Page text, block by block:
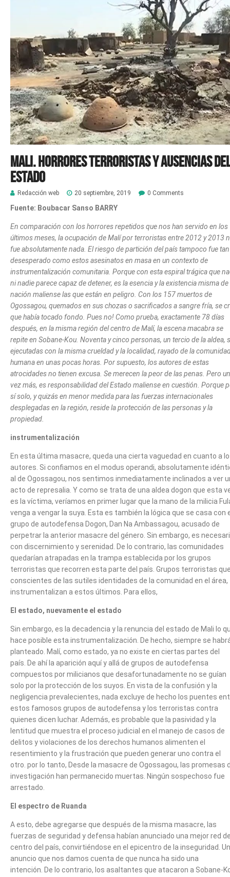
Mali. Horrores terroristas y ausencias
Estado
Redacción web 20 septiembre, 2019 0 Comments
Fuente: Boubacar Sanso BARRY
En comparación con los horrores repetidos que nos han servido en los
últimos meses, la ocupación de Malí por terroristas entre 2012 y 2013
fue absolutamente nada. El riesgo de partición del país tampoco fue tan
desesperado como estos asesinatos en masa en un contexto de
instrumentalización comunitaria. Porque con esta espiral trágica que
ni nadie parece capaz de detener, es la esencia y la existencia misma de
nación maliense las que están en peligro. Con los 157 muertos de
Ogossagou, quemados en sus chozas o sacrificados a sangre fría, se
que había tocado fondo. Pues no! Como prueba, exactamente 78 días
después, en la misma región del centro de Malí, la escena macabra se
repite en Sobane-Kou. Noventa y cinco personas, un tercio de la aldea,
ejecutadas con la misma crueldad y la localidad, rayado de la
humana en unas pocas horas. Por supuesto, los autores de estas
atrocidades no tienen excusa. Se merecen la peor de las penas. Pero
vez más, es responsabilidad del Estado maliense en cuestión. Porque
sí solo, y quizás en menor medida para las fuerzas internacionales
desplegadas en la región, reside la protección de las personas y la
propiedad.
instrumentalización
En esta última masacre, queda una cierta vaguedad en cuanto a
autores. Si confiamos en el modus operandi, absolutamente
al de Ogossagou, nos sentimos inmediatamente inclinados a ver
acto de represalia. Y como se trata de una aldea dogon que esta
es la víctima, veríamos en primer lugar que la mano de la milicia
venga a vengar la suya. Esta es también la lógica que se casa con
grupo de autodefensa Dogon, Dan Na Ambassagou, acusado de
perpetrar la anterior masacre del género. Sin embargo, es
con discernimiento y serenidad. De lo contrario, las comunidades
quedarían atrapadas en la trampa establecida por los grupos
terroristas que recorren esta parte del país. Grupos terroristas
conscientes de las sutiles identidades de la comunidad en el área,
instrumentalizan a estos últimos. Para ellos,
El estado, nuevamente el estado
Sin embargo, es la decadencia y la renuncia del estado de Mali lo
hace posible esta instrumentalización. De hecho, siempre se
planteado. Malí, como estado, ya no existe en ciertas partes del
país. De ahí la aparición aquí y allá de grupos de autodefensa
compuestos por milicianos que desafortunadamente no se guían
solo por la protección de los suyos. En vista de la confusión y la
negligencia prevalecientes, nada excluye de hecho los puentes
estos famosos grupos de autodefensa y los terroristas contra
quienes dicen luchar. Además, es probable que la pasividad y la
lentitud que muestra el proceso judicial en el manejo de casos de
delitos y violaciones de los derechos humanos alimenten el
resentimiento y la frustración que pueden generar uno contra el
otro. por lo tanto, Desde la masacre de Ogossagou, las promesas
investigación han permanecido muertas. Ningún sospechoso fue
arrestado.
El espectro de Ruanda
A esto, debe agregarse que después de la misma masacre, las
fuerzas de seguridad y defensa habían anunciado una mejor red
centro del país, convirtiéndose en el epicentro de la inseguridad. Un
anuncio que nos damos cuenta de que nunca ha sido una
intención. De lo contrario, los asaltantes que atacaron a Sobane-